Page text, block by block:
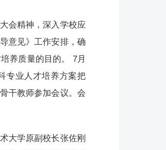
会精神，深入学校应
意见》工作安排，确
养质量的目的。 7月
专业人才培养方案把
干教师参加会议。会
大学原副校长张佐刚